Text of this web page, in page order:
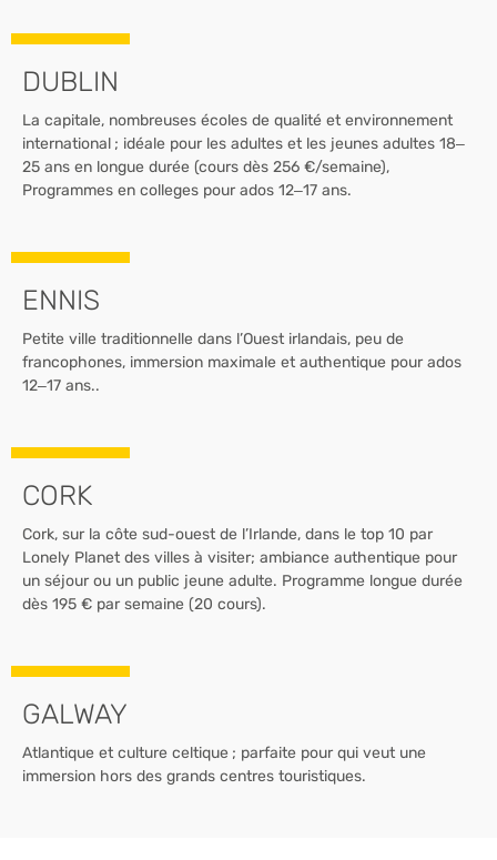
DUBLIN
La capitale, nombreuses écoles de qualité et environnement
international ; idéale pour les adultes et les jeunes adultes 18–
25 ans en longue durée (cours dès 256 €/semaine),
Programmes en colleges pour ados 12–17 ans.
ENNIS
Petite ville traditionnelle dans l’Ouest irlandais, peu de
francophones, immersion maximale et authentique pour ados
12–17 ans..
CORK
Cork, sur la côte sud-ouest de l’Irlande, dans le top 10 par
Lonely Planet des villes à visiter; ambiance authentique pour
un séjour ou un public jeune adulte. Programme longue durée
dès 195 € par semaine (20 cours).
GALWAY
Atlantique et culture celtique ; parfaite pour qui veut une
immersion hors des grands centres touristiques.